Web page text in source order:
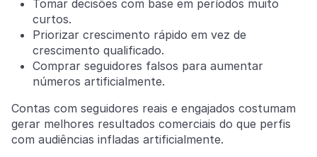
Tomar decisões com base em períodos muito
curtos.
Priorizar crescimento rápido em vez de
crescimento qualificado.
Comprar seguidores falsos para aumentar
números artificialmente.
Contas com seguidores reais e engajados costumam
gerar melhores resultados comerciais do que perfis
com audiências infladas artificialmente.